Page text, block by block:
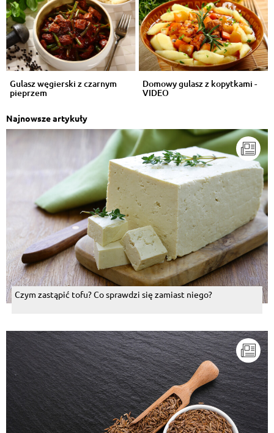
Gulasz węgierski z czarnym
pieprzem
Domowy gulasz z kopytkami -
VIDEO
Najnowsze artykuły
Czym zastąpić tofu? Co sprawdzi się zamiast niego?